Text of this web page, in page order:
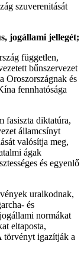
szuverenitását
jogállami jellegét;
független,
bűnszervezet
Oroszországnak és
fennhatósága
fasiszta diktatúra,
államcsínyt
valósítja meg,
ágak
és egyenlő
uralkodnak,
és
normákat
eltaposta,
törvényt igazítják a